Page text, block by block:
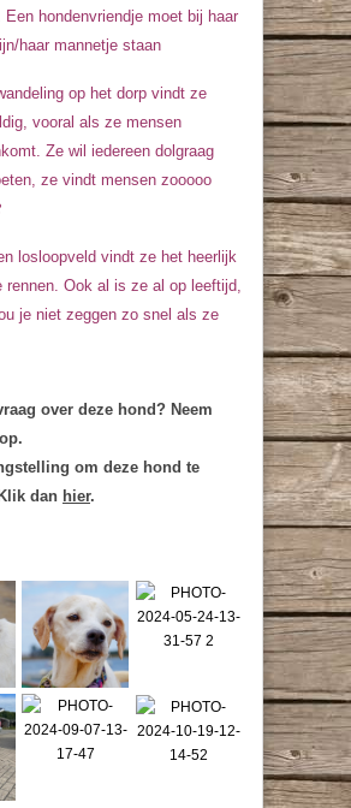
Een hondenvriendje moet bij haar
haar mannetje staan
op het dorp vindt ze
vooral als ze mensen
Ze wil iedereen dolgraag
ze vindt mensen zooooo
losloopveld vindt ze het heerlijk
rennen. Ook al is ze al op leeftijd,
je niet zeggen zo snel als ze
over deze hond? Neem
om deze hond te
dan hier.